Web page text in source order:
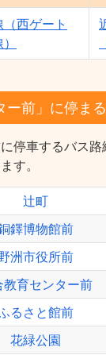
西ゲート
ー前」に停ま
停車するバス路
す。
辻町
鐸博物館前
洲市役所前
教育センター前
るさと館前
花緑公園